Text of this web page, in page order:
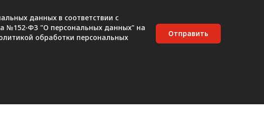
данных в соответствии с
№152-ФЗ "О персональных данных" на
обработки персональных
Отправить